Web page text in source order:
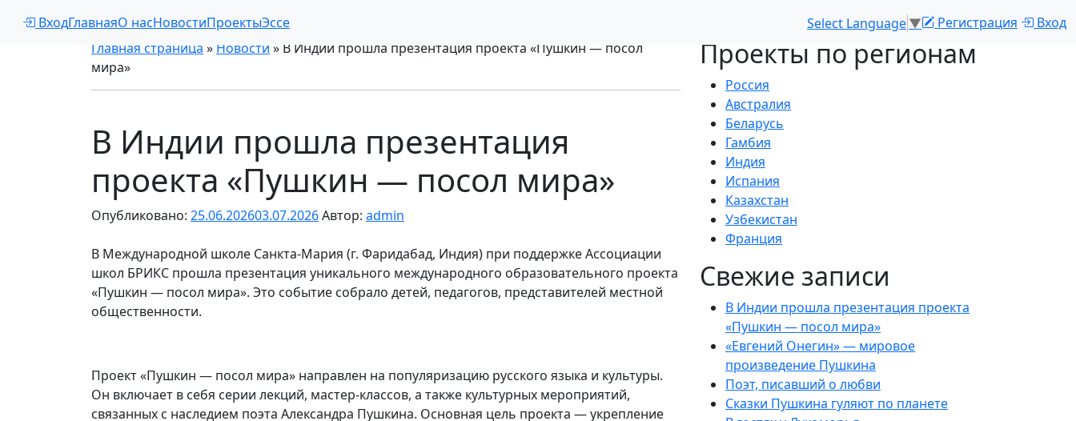
ВходГлавнаяО насНовостиПроектыЭссе Select Language▼ Регистрация
Вход
Главная страница » Новости » В Индии прошла презентация проекта «Пушкин — посол
мира»
В Индии прошла презентация
проекта «Пушкин — посол мира»
Опубликовано: 25.06.202603.07.2026Автор: admin
В Международной школе Санкта-Мария (г. Фаридабад, Индия) при поддержке Ассоциации
школ БРИКС прошла презентация уникального международного образовательного проекта
«Пушкин — посол мира». Это событие собрало детей, педагогов, представителей местной
общественности.
Проект «Пушкин — посол мира» направлен на популяризацию русского языка и культуры.
Он включает в себя серии лекций, мастер-классов, а также культурных мероприятий,
связанных с наследием поэта Александра Пушкина. Основная цель проекта — укрепление
Проекты по регионам
Россия
Австралия
Беларусь
Гамбия
Индия
Испания
Казахстан
Узбекистан
Франция
Свежие записи
В Индии прошла презентация проекта
«Пушкин — посол мира»
«Евгений Онегин» — мировое
произведение Пушкина
Поэт, писавший о любви
Сказки Пушкина гуляют по планете